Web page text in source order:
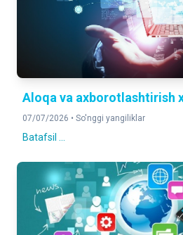
Aloqa va axborotlashtirish
07/07/2026 • So'nggi yangiliklar
Batafsil ...